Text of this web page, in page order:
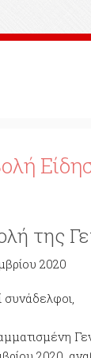
της
2020
συνάδελφοι,